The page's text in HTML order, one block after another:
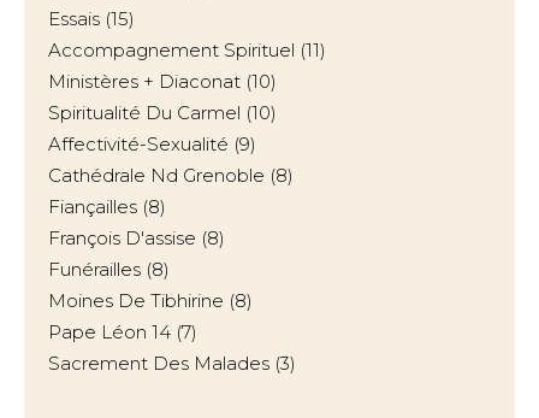
Essais (15)
Accompagnement Spirituel (11)
Ministères + Diaconat (10)
Spiritualité Du Carmel (10)
Affectivité-Sexualité (9)
Cathédrale Nd Grenoble (8)
Fiançailles (8)
François D'assise (8)
Funérailles (8)
Moines De Tibhirine (8)
Pape Léon 14 (7)
Sacrement Des Malades (3)